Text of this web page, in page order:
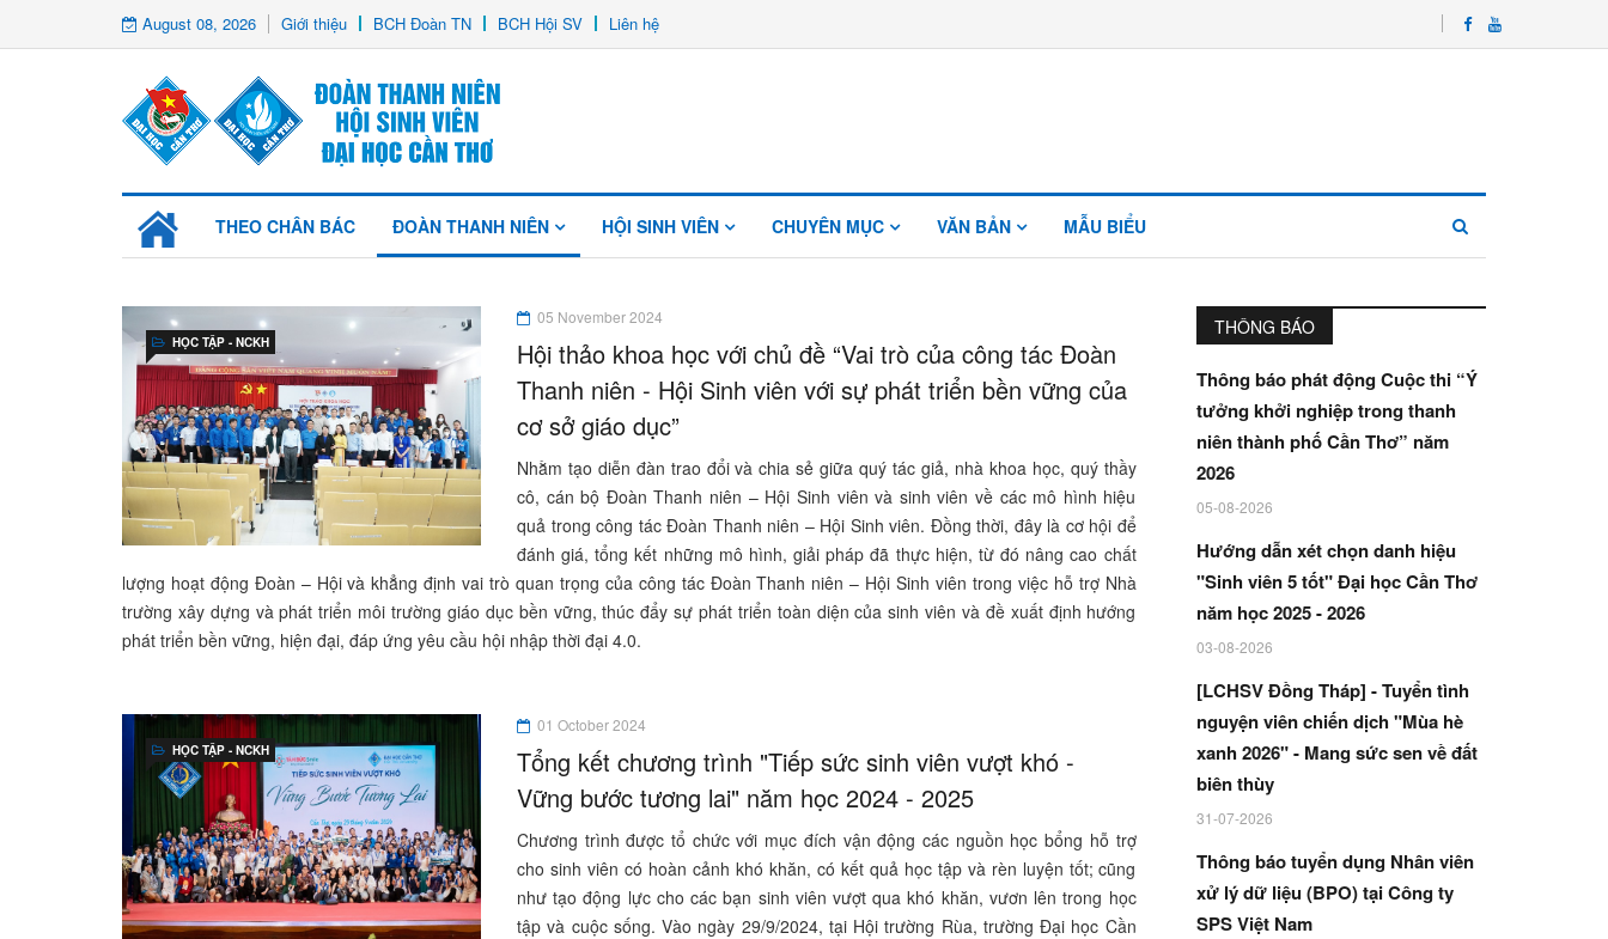
August 08, 2026 Giới thiệu BCH Đoàn TN BCH Hội SV Liên hệ
THEO CHÂN BÁC ĐOÀN THANH NIÊN HỘI SINH VIÊN CHUYÊN MỤC VĂN BẢN MẪU BIỂU
HỌC TẬP - NCKH
05 November 2024
Hội thảo khoa học với chủ đề “Vai trò của công tác Đoàn
Thanh niên - Hội Sinh viên với sự phát triển bền vững của
cơ sở giáo dục”
Nhằm tạo diễn đàn trao đổi và chia sẻ giữa quý tác giả, nhà khoa học, quý thầy
cô, cán bộ Đoàn Thanh niên – Hội Sinh viên và sinh viên về các mô hình hiệu
quả trong công tác Đoàn Thanh niên – Hội Sinh viên. Đồng thời, đây là cơ hội để
đánh giá, tổng kết những mô hình, giải pháp đã thực hiện, từ đó nâng cao chất
lượng hoạt động Đoàn – Hội và khẳng định vai trò quan trọng của công tác Đoàn Thanh niên – Hội Sinh viên trong việc hỗ trợ Nhà
trường xây dựng và phát triển môi trường giáo dục bền vững, thúc đẩy sự phát triển toàn diện của sinh viên và đề xuất định hướng
phát triển bền vững, hiện đại, đáp ứng yêu cầu hội nhập thời đại 4.0.
HỌC TẬP - NCKH
01 October 2024
Tổng kết chương trình "Tiếp sức sinh viên vượt khó -
Vững bước tương lai" năm học 2024 - 2025
Chương trình được tổ chức với mục đích vận động các nguồn học bổng hỗ trợ
cho sinh viên có hoàn cảnh khó khăn, có kết quả học tập và rèn luyện tốt; cũng
như tạo động lực cho các bạn sinh viên vượt qua khó khăn, vươn lên trong học
tập và cuộc sống. Vào ngày 29/9/2024, tại Hội trường Rùa, trường Đại học Cần
THÔNG BÁO
Thông báo phát động Cuộc thi “Ý
tưởng khởi nghiệp trong thanh
niên thành phố Cần Thơ” năm
2026
05-08-2026
Hướng dẫn xét chọn danh hiệu
"Sinh viên 5 tốt" Đại học Cần Thơ
năm học 2025 - 2026
03-08-2026
[LCHSV Đồng Tháp] - Tuyển tình
nguyện viên chiến dịch "Mùa hè
xanh 2026" - Mang sức sen về đất
biên thùy
31-07-2026
Thông báo tuyển dụng Nhân viên
xử lý dữ liệu (BPO) tại Công ty
SPS Việt Nam